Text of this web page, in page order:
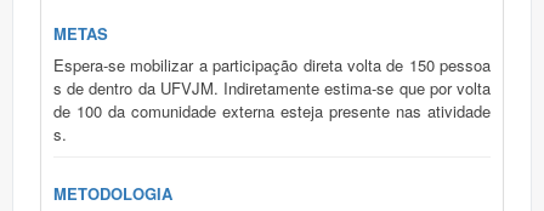
METAS
Espera-se mobilizar a participação direta volta de 150 pessoa
s de dentro da UFVJM. Indiretamente estima-se que por volta
de 100 da comunidade externa esteja presente nas atividade
s.
METODOLOGIA